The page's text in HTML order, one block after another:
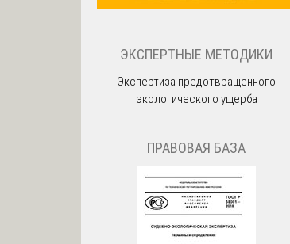
ЭКСПЕРТНЫЕ МЕТОДИКИ
Экспертиза предотвращенного
экологического ущерба
ПРАВОВАЯ БАЗА